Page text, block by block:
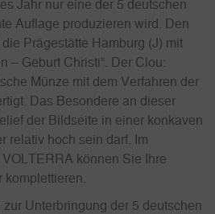
Jahr nur eine der 5 deutschen
Auflage produzieren wird. Den
Prägestätte Hamburg (J) mit
– Geburt Christi“. Der Clou:
Münze mit dem Verfahren der
Das Besondere an dieser
der Bildseite in einer konkaven
relativ hoch sein darf. Im
können Sie Ihre
komplettieren.
Unterbringung der 5 deutschen